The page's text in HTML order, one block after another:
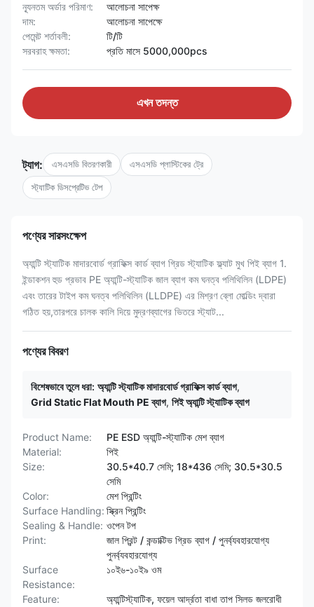
ন্যূনতম অর্ডার পরিমাণ:
আলোচনা সাপেক্ষ
দাম:
আলোচনা সাপেক্ষে
পেমেন্ট শর্তাবলী:
টি/টি
সরবরাহ ক্ষমতা:
প্রতি মাসে 5000,000pcs
এখন তদন্ত
ট্যাগ: এসএসডি বিতরণকারী এসএসডি প্লাস্টিকের ট্রে
স্ট্যাটিক ডিসপ্রেটিভ টেপ
পণ্যের সারসংক্ষেপ
অ্যান্টি স্ট্যাটিক মাদারবোর্ড গ্রাফিক্স কার্ড ব্যাগ গ্রিড স্ট্যাটিক ফ্ল্যাট মুখ পিই ব্যাগ 1.
ইন্ডাকশন হুড প্রভাব PE অ্যান্টি-স্ট্যাটিক জাল ব্যাগ কম ঘনত্ব পলিথিলিন (LDPE)
এবং তারের টাইপ কম ঘনত্ব পলিথিলিন (LLDPE) এর মিশ্রণ ব্লো মোল্ডিং দ্বারা
গঠিত হয়,তারপরে চালক কালি দিয়ে মুদ্রণব্যাগের ভিতরে স্ট্যাট...
পণ্যের বিবরণ
বিশেষভাবে তুলে ধরা: অ্যান্টি স্ট্যাটিক মাদারবোর্ড গ্রাফিক্স কার্ড ব্যাগ,
Grid Static Flat Mouth PE ব্যাগ, পিই অ্যান্টি স্ট্যাটিক ব্যাগ
Product Name:
PE ESD অ্যান্টি-স্ট্যাটিক মেশ ব্যাগ
Material:
পিই
Size:
30.5*40.7 সেমি; 18*436 সেমি; 30.5*30.5
সেমি
Color:
মেশ প্রিন্টিং
Surface Handling: স্ক্রিন প্রিন্টিং
Sealing & Handle: ওপেন টপ
Print:
জাল প্রিন্ট / কন্ডাক্টিভ গ্রিড ব্যাগ / পুনর্ব্যবহারযোগ্য
পুনর্ব্যবহারযোগ্য
Surface
Resistance:
১০ই৬-১০ই৯ ওম
Feature:
অ্যান্টিস্ট্যাটিক, ফয়েল আর্দ্রতা বাধা তাপ সিলড জলরোধী